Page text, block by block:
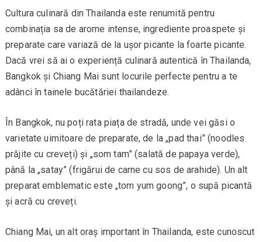
Cultura culinară din Thailanda este renumită pentru
combinația sa de arome intense, ingrediente proaspete și
preparate care variază de la ușor picante la foarte picante.
Dacă vrei să ai o experiență culinară autentică în Thailanda,
Bangkok și Chiang Mai sunt locurile perfecte pentru a te
adânci în tainele bucătăriei thailandeze.
În Bangkok, nu poți rata piața de stradă, unde vei găsi o
varietate uimitoare de preparate, de la „pad thai” (noodles
prăjite cu creveți) și „som tam” (salată de papaya verde),
până la „satay” (frigărui de carne cu sos de arahide). Un alt
preparat emblematic este „tom yum goong”, o supă picantă
și acră cu creveți.
Chiang Mai, un alt oraș important în Thailanda, este cunoscut